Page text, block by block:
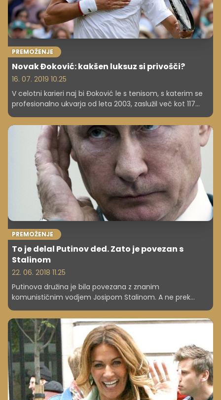
PREMOŽENJE
Novak Đoković: kakšen luksuz si privošči?
16. 07. 2019 10.25
V celotni karieri naj bi Đoković le s tenisom, s katerim se
profesionalno ukvarja od leta 2003, zaslužil več kot 117
PREMOŽENJE
To je delal Putinov ded. Zato je povezan s
Stalinom
22. 06. 2018 11.25
Putinova družina je bila povezana z znanim
komunističnim vodjem Josipom Stalinom. A ne prek